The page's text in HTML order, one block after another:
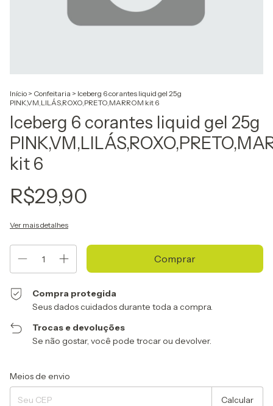
Início > Confeitaria > Iceberg 6 corantes liquid gel 25g
PINK,VM,LILÁS,ROXO,PRETO,MARROM kit 6
Iceberg 6 corantes liquid gel 25g
kit 6
R$29,90
Ver mais detalhes
Compra protegida
Seus dados cuidados durante toda a compra.
Trocas e devoluções
Se não gostar, você pode trocar ou devolver.
Entregas para o CEP:
Meios de envio
Calcular